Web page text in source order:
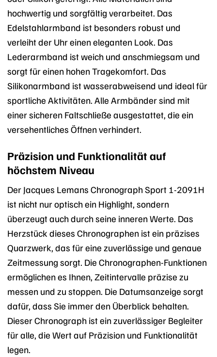
hochwertig und sorgfältig verarbeitet. Das
Edelstahlarmband ist besonders robust und
verleiht der Uhr einen eleganten Look. Das
Lederarmband ist weich und anschmiegsam und
sorgt für einen hohen Tragekomfort. Das
Silikonarmband ist wasserabweisend und ideal für
sportliche Aktivitäten. Alle Armbänder sind mit
einer sicheren Faltschließe ausgestattet, die ein
versehentliches Öffnen verhindert.
Präzision und Funktionalität auf
höchstem Niveau
Der Jacques Lemans Chronograph Sport 1-2091H
ist nicht nur optisch ein Highlight, sondern
überzeugt auch durch seine inneren Werte. Das
Herzstück dieses Chronographen ist ein präzises
Quarzwerk, das für eine zuverlässige und genaue
Zeitmessung sorgt. Die Chronographen-Funktionen
ermöglichen es Ihnen, Zeitintervalle präzise zu
messen und zu stoppen. Die Datumsanzeige sorgt
dafür, dass Sie immer den Überblick behalten.
Dieser Chronograph ist ein zuverlässiger Begleiter
für alle, die Wert auf Präzision und Funktionalität
legen.